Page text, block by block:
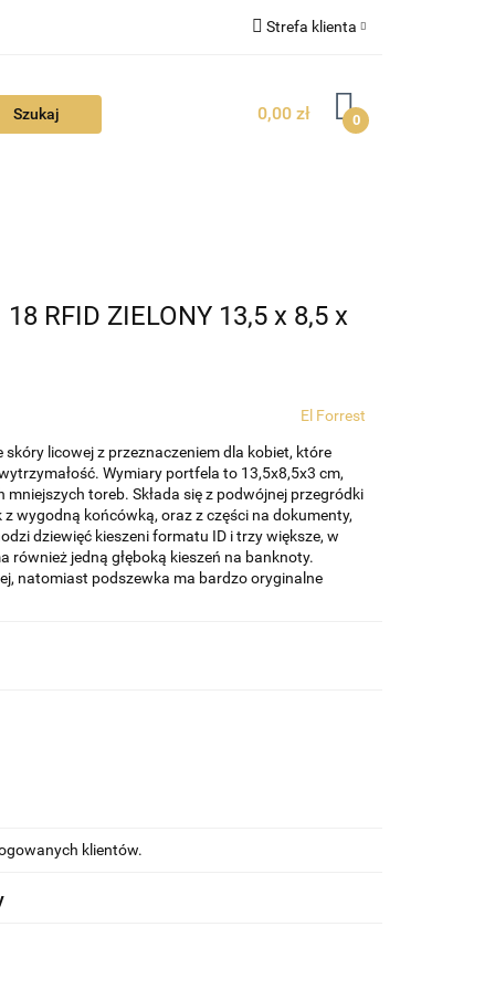
Strefa klienta
Zarejestruj się
0,00 zł 0
RFID ZIELONY 13,5 x 8,5 x
El Forrest
licowej z przeznaczeniem dla kobiet, które
Wymiary portfela to 13,5x8,5x3 cm,
toreb. Składa się z podwójnej przegródki
wygodną końcówką, oraz z części na dokumenty,
dziewięć kieszeni formatu ID i trzy większe, w
jedną głęboką kieszeń na banknoty.
natomiast podszewka ma bardzo oryginalne
klientów.